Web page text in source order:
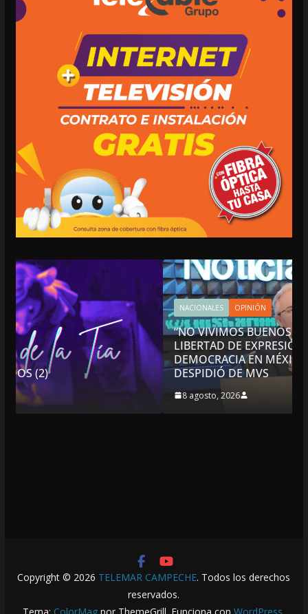
NACIONALES OPINIÓN
“NO VIVIMOS BUENOS TIEMPOS PARA LA
LIBERTAD DE EXPRESIÓN NI PARA LA
DEMOCRACIA EN MÉXICO”: LUIS CÁRDENAS; SE
DESPIDIÓ DE MVS
8 agosto, 2026
Copyright © 2026 TELEMAR CAMPECHE. Todos los derechos
reservados.